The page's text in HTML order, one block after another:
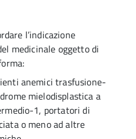
l’indicazione
medicinale oggetto di
anemici trasfusione-
mielodisplastica a
1, portatori di
o meno ad altre